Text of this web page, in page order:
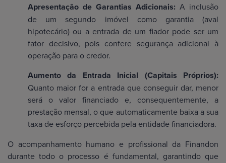
Apresentação de Garantias Adicionais: A inclusão
de um segundo imóvel como garantia (aval
hipotecário) ou a entrada de um fiador pode ser um
fator decisivo, pois confere segurança adicional à
operação para o credor.
Aumento da Entrada Inicial (Capitais Próprios):
Quanto maior for a entrada que conseguir dar, menor
será o valor financiado e, consequentemente, a
prestação mensal, o que automaticamente baixa a sua
taxa de esforço percebida pela entidade financiadora.
O acompanhamento humano e profissional da Finandon
durante todo o processo é fundamental, garantindo que